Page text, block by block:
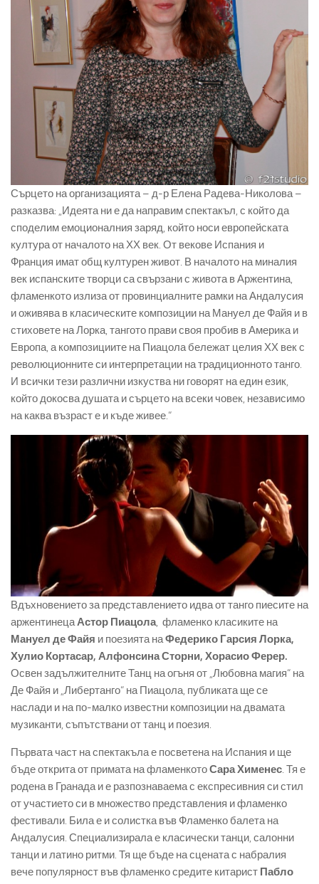
Сърцето на организацията – д-р Елена Радева-Николова –
разказва: „Идеята ни е да направим спектакъл, с който да
споделим емоционалния заряд, който носи европейската
култура от началото на ХХ век. От векове Испания и
Франция имат общ културен живот. В началото на миналия
век испанските творци са свързани с живота в Аржентина,
фламенкото излиза от провинциалните рамки на Андалусия
и оживява в класическите композиции на Мануел де Файя и в
стиховете на Лорка, тангото прави своя пробив в Америка и
Европа, а композициите на Пиацола бележат целия ХХ век с
революционните си интерпретации на традиционното танго.
И всички тези различни изкуства ни говорят на един език,
който докосва душата и сърцето на всеки човек, независимо
на каква възраст е и къде живее.“
Вдъхновението за представлението идва от танго пиесите на
аржентинецаАстор Пиацола, фламенко класиките на
Мануел де Файя и поезията наФедерико Гарсия Лорка,
Хулио Кортасар, Алфонсина Сторни, Хорасио Ферер.
Освен задължителните Танц на огъня от „Любовна магия“ на
Де Файя и „Либертанго“ на Пиацола, публиката ще се
наслади и на по-малко известни композиции на двамата
музиканти, съпътствани от танц и поезия.
Първата част на спектакъла е посветена на Испания и ще
бъде открита от примата на фламенкотоСара Хименес. Тя е
родена в Гранада и е разпознаваема с експресивния си стил
от участието си в множество представления и фламенко
фестивали. Била е и солистка във Фламенко балета на
Андалусия. Специализирала е класически танци, салонни
танци и латино ритми. Тя ще бъде на сцената с набралия
вече популярност във фламенко средите китарист Пабло